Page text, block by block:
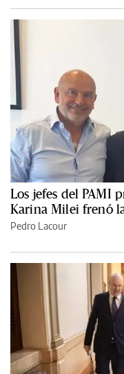
Los jefes del PAMI
Karina Milei frenó
Pedro Lacour